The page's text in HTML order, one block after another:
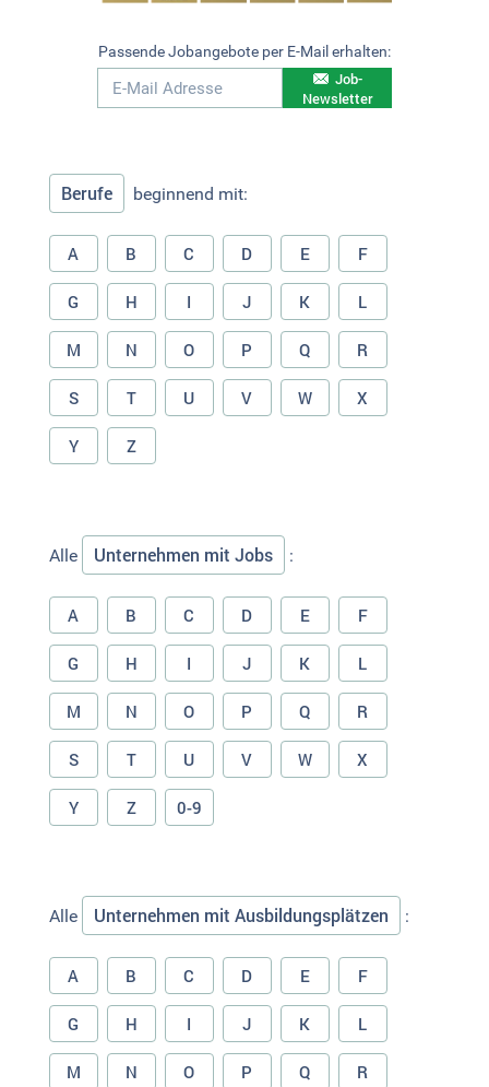
Passende Jobangebote per E-Mail erhalten:
Job-
Newsletter
Berufe beginnend mit:
A B C D E F
G H I J K L
M N O P Q R
S T U V W X
Y Z
Alle Unternehmen mit Jobs :
A B C D E F
G H I J K L
M N O P Q R
S T U V W X
Y Z 0-9
Alle Unternehmen mit Ausbildungsplätzen :
A B C D E F
G H I J K L
M N O P Q R